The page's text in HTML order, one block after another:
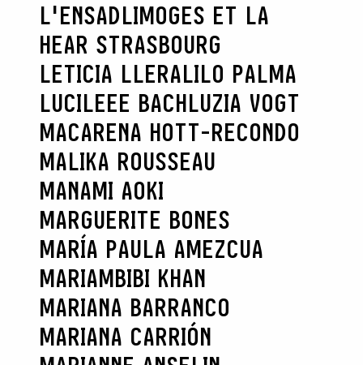
L'ENSADLIMOGES ET LA
HEAR STRASBOURG
LETICIA LLERALILO PALMA
LUCILEEE BACHLUZIA VOGT
MACARENA HOTT-RECONDO
MALIKA ROUSSEAU
MANAMI AOKI
MARGUERITE BONES
MARÍA PAULA AMEZCUA
MARIAMBIBI KHAN
MARIANA BARRANCO
MARIANA CARRIÓN